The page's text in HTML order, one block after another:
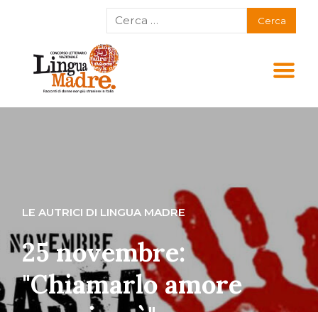
LE AUTRICI DI LINGUA MADRE
25 novembre:
"Chiamarlo amore